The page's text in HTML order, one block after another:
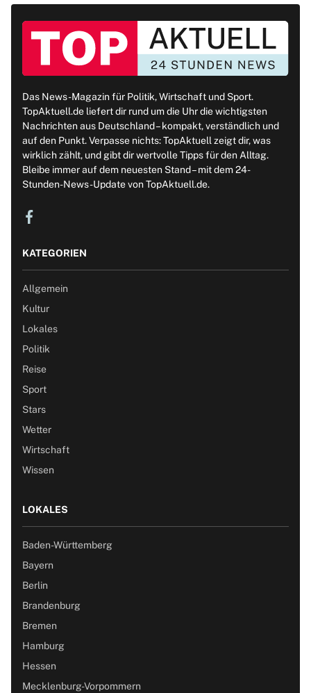
Das News-Magazin für Politik, Wirtschaft und Sport.
TopAktuell.de liefert dir rund um die Uhr die wichtigsten
Nachrichten aus Deutschland – kompakt, verständlich und
auf den Punkt. Verpasse nichts: TopAktuell zeigt dir, was
wirklich zählt, und gibt dir wertvolle Tipps für den Alltag.
Bleibe immer auf dem neuesten Stand – mit dem 24-
Stunden-News-Update von TopAktuell.de.
KATEGORIEN
Allgemein
Kultur
Lokales
Politik
Reise
Sport
Stars
Wetter
Wirtschaft
Wissen
LOKALES
Baden-Württemberg
Bayern
Berlin
Brandenburg
Bremen
Hamburg
Hessen
Mecklenburg-Vorpommern